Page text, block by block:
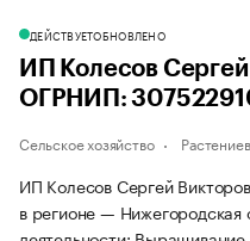
ДЕЙСТВУЕТОБНОВЛЕНО
ИП Колесов
ОГРНИП:
Сельское хозяйство
ИП Колесов Сергей
в регионе — Нижегородская